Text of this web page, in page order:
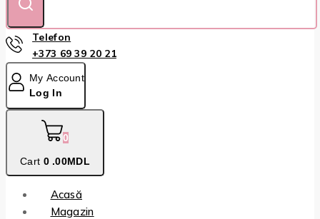
Telefon
+373 69 39 20 21
My Account
Log In
0
Cart 0 .00MDL
Acasă
Magazin